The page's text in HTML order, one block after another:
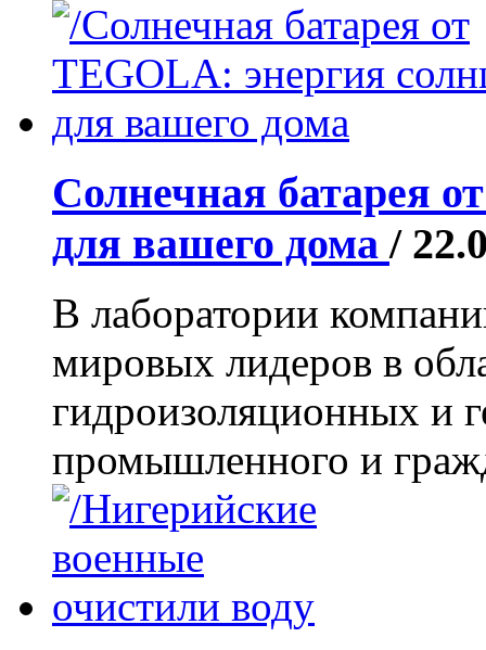
Солнечная батарея
для вашего дома /
В лаборатории
мировых лидеров в
гидроизоляционных и
промышленного и